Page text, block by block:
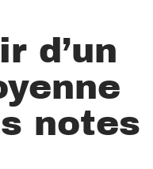
d’un
notes